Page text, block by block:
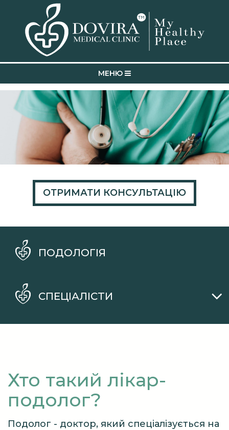
MEНЮ
ОТРИМАТИ КОНСУЛЬТАЦІЮ
ПОДОЛОГІЯ
СПЕЦІАЛІСТИ
Хто такий лікар-
подолог?
Подолог - доктор, який спеціалізується на